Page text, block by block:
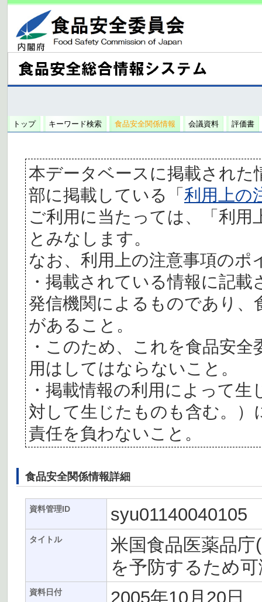
トップ キーワード検索 食品安全関係情報 会議資料 評価書
本データベースに掲載された
部に掲載している「利用上の
ご利用に当たっては、「利
とみなします。
なお、利用上の注意事項の
・掲載されている情報に記
発信機関によるものであり、
があること。
・このため、これを食品安
用はしてはならないこと。
・掲載情報の利用によって
対して生じたものも含む。
責任を負わないこと。
食品安全関係情報詳細
資料管理ID syu01140040105
タイトル
米国食品医薬品
を予防するため
資料日付 2005年10月20日